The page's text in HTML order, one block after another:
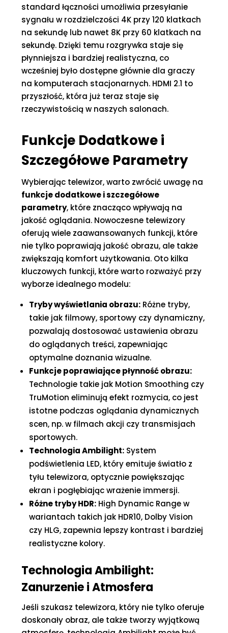
standard łączności umożliwia przesyłanie
sygnału w rozdzielczości 4K przy 120 klatkach
na sekundę lub nawet 8K przy 60 klatkach na
sekundę. Dzięki temu rozgrywka staje się
płynniejsza i bardziej realistyczna, co
wcześniej było dostępne głównie dla graczy
na komputerach stacjonarnych. HDMI 2.1 to
przyszłość, która już teraz staje się
rzeczywistością w naszych salonach.
Funkcje Dodatkowe i
Szczegółowe Parametry
Wybierając telewizor, warto zwrócić uwagę na
funkcje dodatkowe i szczegółowe
parametry, które znacząco wpływają na
jakość oglądania. Nowoczesne telewizory
oferują wiele zaawansowanych funkcji, które
nie tylko poprawiają jakość obrazu, ale także
zwiększają komfort użytkowania. Oto kilka
kluczowych funkcji, które warto rozważyć przy
wyborze idealnego modelu:
Tryby wyświetlania obrazu: Różne tryby,
takie jak filmowy, sportowy czy dynamiczny,
pozwalają dostosować ustawienia obrazu
do oglądanych treści, zapewniając
optymalne doznania wizualne.
Funkcje poprawiające płynność obrazu:
Technologie takie jak Motion Smoothing czy
TruMotion eliminują efekt rozmycia, co jest
istotne podczas oglądania dynamicznych
scen, np. w filmach akcji czy transmisjach
sportowych.
Technologia Ambilight: System
podświetlenia LED, który emituje światło z
tyłu telewizora, optycznie powiększając
ekran i pogłębiając wrażenie immersji.
Różne tryby HDR: High Dynamic Range w
wariantach takich jak HDR10, Dolby Vision
czy HLG, zapewnia lepszy kontrast i bardziej
realistyczne kolory.
Technologia Ambilight:
Zanurzenie i Atmosfera
Jeśli szukasz telewizora, który nie tylko oferuje
doskonały obraz, ale także tworzy wyjątkową